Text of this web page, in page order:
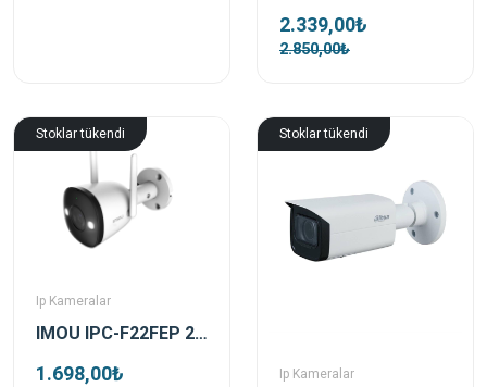
2.339,00₺
2.850,00₺
Stoklar tükendi
Ip Kameralar
IMOU IPC-F22FEP 2 MP 3.6 mm Bullet Güvenlik Kamerası
1.698,00₺
Stoklar tükendi
Ip Kameralar